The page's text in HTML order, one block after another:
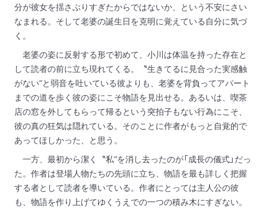
分が彼女を揺さぶりすぎたからではないか、という不安にさい
なまれる。そして老婆の誕生日を克明に覚えている自分に気づ
く。
老婆の姿に反射する形で初めて、小川は体温を持った存在と
して読者の前に立ち現れてくる。〝生きてるに見合った実感触
がない”と弱音を吐いている彼よりも、老婆を背負ってアパート
までの道を歩く彼の姿にこそ物語を見出せる。あるいは、喫茶
店の窓を外してもらって帰るという突拍子もない行為にこそ、
彼の真の狂気は隠れている。そのことに作者がもっと自覚的で
あってほしかった、と思う。
一方、最初から潔く〝私”を消し去ったのが「成長の儀式」だっ
た。作者は登場人物たちの先頭に立ち、物語を最も詳しく把握
する者として読者を導いている。作者にとっては主人公の彼
も、物語を作り上げてゆくうえでの一つの積み木にすぎない。